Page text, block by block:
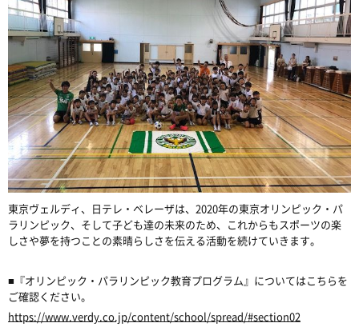
東京ヴェルディ、日テレ・ベレーザは、2020年の東京オリンピック・パ
ラリンピック、そして子ども達の未来のため、これからもスポーツの楽
しさや夢を持つことの素晴らしさを伝える活動を続けていきます。
■『オリンピック・パラリンピック教育プログラム』についてはこちらを
ご確認ください。
https://www.verdy.co.jp/content/school/spread/#section02